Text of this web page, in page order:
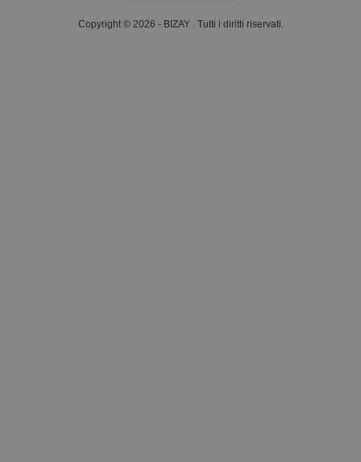
Copyright © 2026 - BIZAY . Tutti i diritti riservati.